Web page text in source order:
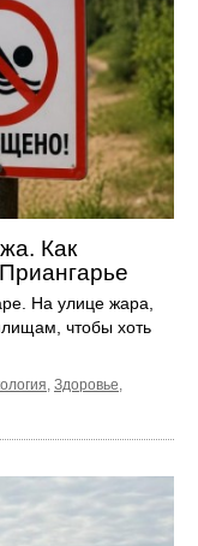
Как
На улице жара,
чтобы хоть
Здоровье